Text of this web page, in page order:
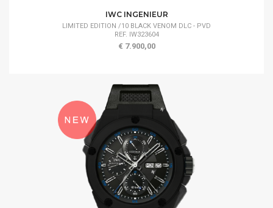
IWC INGENIEUR
LIMITED EDITION /10 BLACK VENOM DLC - PVD
REF. IW323604
€ 7.900,00